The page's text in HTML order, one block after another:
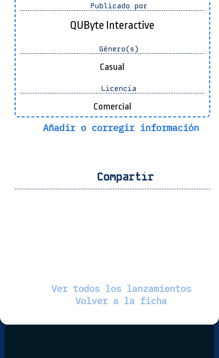
Publicado por
QUByte Interactive
Género(s)
Casual
Licencia
Comercial
Añadir o corregir información
Compartir
Ver todos los lanzamientos
Volver a la ficha